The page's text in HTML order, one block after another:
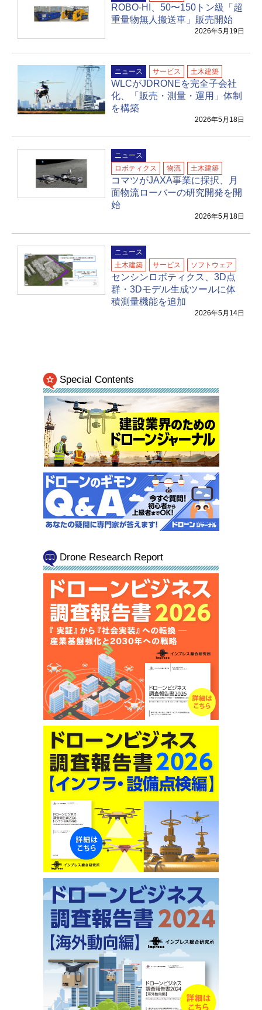
ROBO-HI、50〜150トン級「超
重量物無人搬送車」販売開始
2026年5月19日
ニュース サービス 土木建築
WLCがJDRONEを完全子会社
化、「販売・測量・運用」体制
を構築
2026年5月18日
ニュース
ロボティクス
物流 土木建築
コマツがJAXA事業に採択、月
面物流ローバーの研究開発を開
始
2026年5月18日
ニュース
土木建築
サービス ソフトウェア
センシンロボティクス、3D点
群・3Dモデル生成ツールに体
積測量機能を追加
2026年5月14日
Special Contents
Drone Research Report